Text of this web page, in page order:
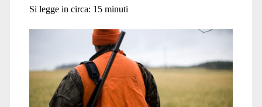
caccia</span>
Si legge in circa: 15 minuti